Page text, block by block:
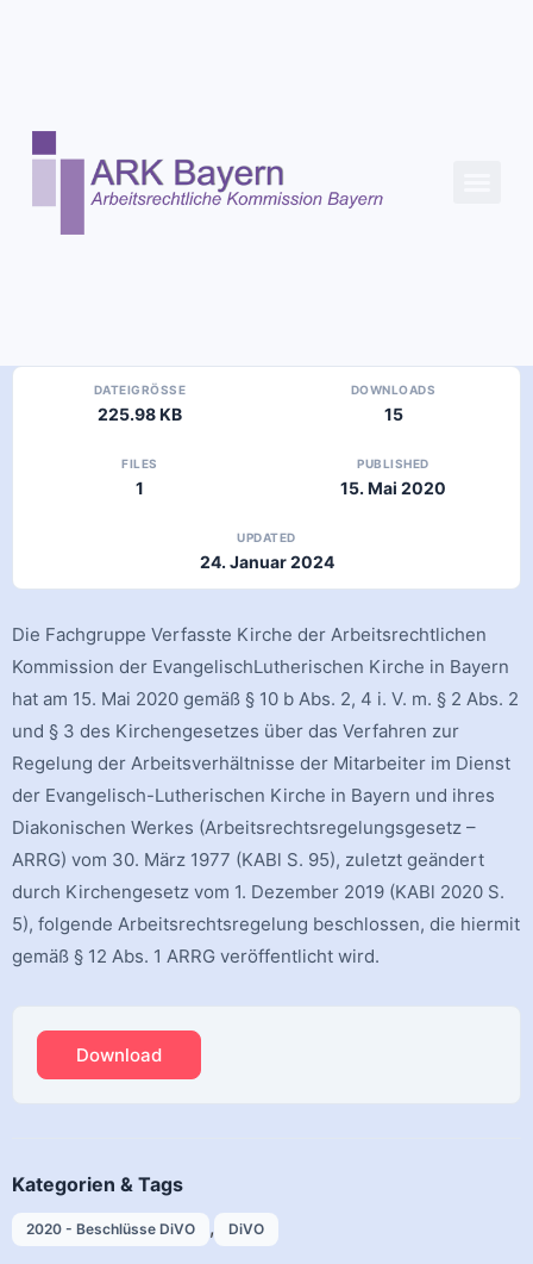
DATEIGRÖSSE
225.98 KB
DOWNLOADS
15
FILES
1
PUBLISHED
15. Mai 2020
UPDATED
24. Januar 2024
Die Fachgruppe Verfasste Kirche der Arbeitsrechtlichen
Kommission der EvangelischLutherischen Kirche in Bayern
hat am 15. Mai 2020 gemäß § 10 b Abs. 2, 4 i. V. m. § 2 Abs. 2
und § 3 des Kirchengesetzes über das Verfahren zur
Regelung der Arbeitsverhältnisse der Mitarbeiter im Dienst
der Evangelisch-Lutherischen Kirche in Bayern und ihres
Diakonischen Werkes (Arbeitsrechtsregelungsgesetz –
ARRG) vom 30. März 1977 (KABl S. 95), zuletzt geändert
durch Kirchengesetz vom 1. Dezember 2019 (KABl 2020 S.
5), folgende Arbeitsrechtsregelung beschlossen, die hiermit
gemäß § 12 Abs. 1 ARRG veröffentlicht wird.
Download
Kategorien & Tags
2020 - Beschlüsse DiVO , DiVO